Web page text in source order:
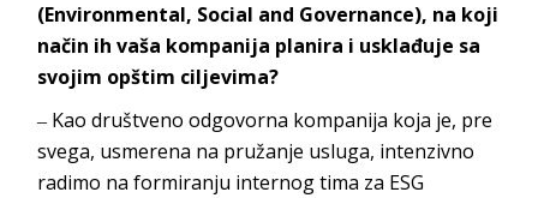
(Environmental, Social and Governance), na koji
način ih vaša kompanija planira i usklađuje sa
svojim opštim ciljevima?
‒ Kao društveno odgovorna kompanija koja je, pre
svega, usmerena na pružanje usluga, intenzivno
radimo na formiranju internog tima za ESG